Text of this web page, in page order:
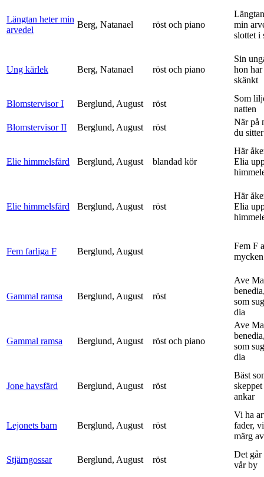
Längtan heter min
arvedel
Berg, Natanael röst och piano
min
slottet i
Ung kärlek Berg, Natanael röst och piano
Sin
hon
skänkt
Blomstervisor I Berglund, August röst
Som
natten
Blomstervisor II
Berglund, August röst
När på
du sitter
Elie himmelsfärd Berglund, August blandad kör
Här
Elia
Elie himmelsfärd Berglund, August röst
Här
Elia
Fem farliga F Berglund, August
Fem F
Gammal ramsa Berglund, August röst
Ave
som
dia
Gammal ramsa Berglund, August röst och piano
Ave
som
dia
Jone havsfärd Berglund, August röst
Bäst
ankar
Lejonets barn Berglund, August röst
Vi ha
fader,
märg
Stjärngossar Berglund, August röst
Det går
vår by